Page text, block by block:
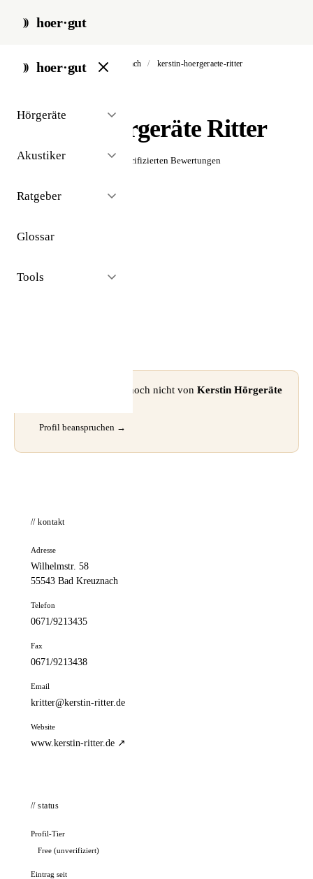
hoer·gut
hoer·gut
Hörgeräte
Akustiker
Ratgeber
Glossar
Tools
start / akustiker / bad kreuznach / kerstin-hoergeraete-ritter
Kerstin Hörgeräte Ritter
☆☆☆☆☆ Noch keine verifizierten Bewertungen
⚠ Dieses Profil wurde noch nicht von Kerstin Hörgeräte
Profil beanspruchen →
// kontakt
Adresse
Wilhelmstr. 58
55543 Bad Kreuznach
Telefon
0671/9213435
Fax
0671/9213438
Email
kritter@kerstin-ritter.de
Website
www.kerstin-ritter.de ↗
// status
Profil-Tier
Free (unverifiziert)
Eintrag seit